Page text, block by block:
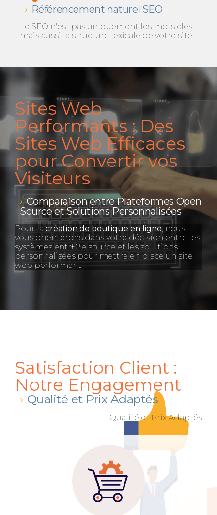
Référencement naturel SEO
Le SEO n'est pas uniquement les mots clés
mais aussi la structure lexicale de votre site.
Sites Web
Performants : Des
Sites Web Efficaces
pour Convertir vos
Visiteurs
Comparaison entre Plateformes Open
Source et Solutions Personnalisées
Pour la création de boutique en ligne, nous
vous orienterons dans votre décision entre les
systèmes entrÐ¹e source et les solutions
personnalisées pour mettre en place un site
web performant.
Satisfaction Client :
Notre Engagement
Qualité et Prix Adaptés
Qualité et Prix Adaptés